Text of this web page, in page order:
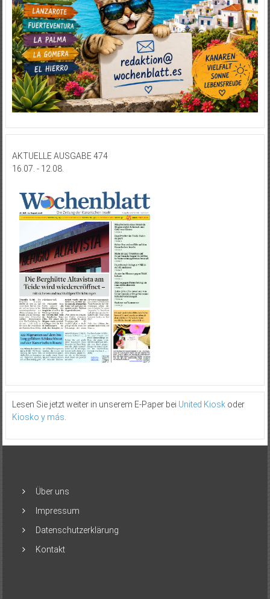
AKTUELLE AUSGABE 474
16.07. - 12.08.
Lesen Sie jetzt weiter in unserem E-Paper bei United Kioskoder
Kiosko y más.
Über uns
Impressum
Datenschutzerklärung
Kontakt